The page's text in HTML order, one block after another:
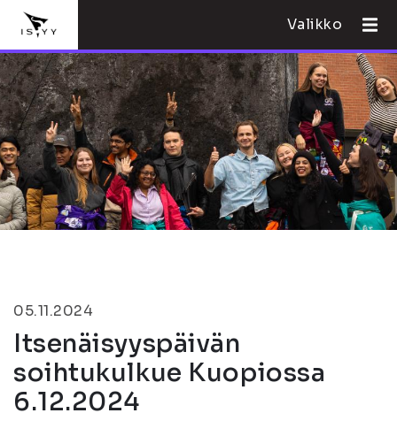
Valikko
05.11.2024
Itsenäisyyspäivän
soihtukulkue Kuopiossa
6.12.2024